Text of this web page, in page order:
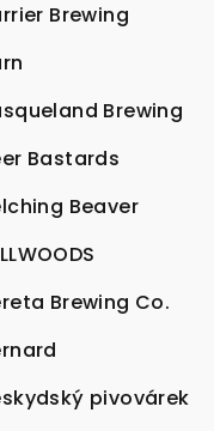
Brewing
Brewing
Bastards
Beaver
Brewing Co.
pivovárek